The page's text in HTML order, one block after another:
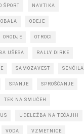
ŠPORT NAVTIKA
OBALA ODEJE
ORODJE OTROCI
UŠESA RALLY DIRKE
SAMOZAVEST SENČILA
SPANJE SPROŠČANJE
TEK NA SMUČEH
UDELEŽBA NA TEČAJIH
VODA VZMETNICE